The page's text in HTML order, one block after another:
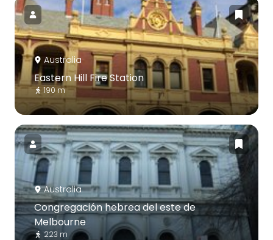
Australia
Eastern Hill Fire Station
190 m
Australia
Congregación hebrea del este de
Melbourne
223 m